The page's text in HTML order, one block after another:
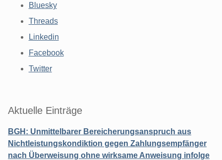
Bluesky
Threads
Linkedin
Facebook
Twitter
Aktuelle Einträge
BGH: Unmittelbarer Bereicherungsanspruch aus
Nichtleistungskondiktion gegen Zahlungsempfänger
nach Überweisung ohne wirksame Anweisung infolge